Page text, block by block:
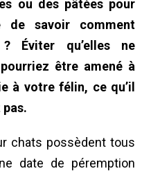
ou des pâtées pour
de savoir comment
Éviter qu’elles ne
être amené à
à votre félin, ce qu’il
chats possèdent tous
date de péremption